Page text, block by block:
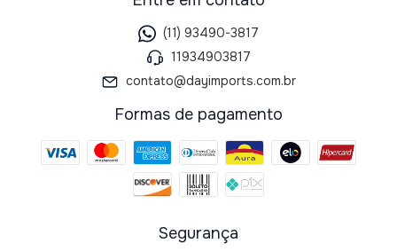
(11) 93490-3817
11934903817
contato@dayimports.com.br
Formas de pagamento
Segurança